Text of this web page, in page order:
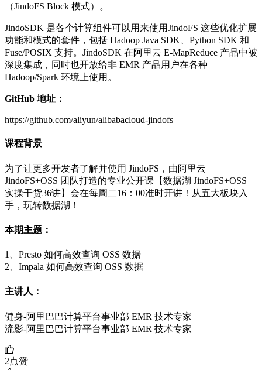
（JindoFS Block 模式）。
JindoSDK 是各个计算组件可以用来使用JindoFS 这些优化扩展
功能和模式的套件，包括 Hadoop Java SDK、Python SDK 和
Fuse/POSIX 支持。JindoSDK 在阿里云 E-MapReduce 产品中被
深度集成，同时也开放给非 EMR 产品用户在各种
Hadoop/Spark 环境上使用。
GitHub 地址：
https://github.com/aliyun/alibabacloud-jindofs
课程背景
为了让更多开发者了解并使用 JindoFS，由阿里云
JindoFS+OSS 团队打造的专业公开课【数据湖 JindoFS+OSS
实操干货36讲】会在每周二16：00准时开讲！从五大板块入
手，玩转数据湖！
本期主题：
1、Presto 如何高效查询 OSS 数据
2、Impala 如何高效查询 OSS 数据
主讲人：
健身-阿里巴巴计算平台事业部 EMR 技术专家
流影-阿里巴巴计算平台事业部 EMR 技术专家
2点赞